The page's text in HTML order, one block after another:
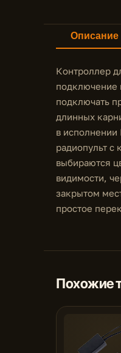
Описание
Контроллер
подключение
подключать
длинных
в
радиопульт
выбираются
видимости,
закрытом
простое
Похожие